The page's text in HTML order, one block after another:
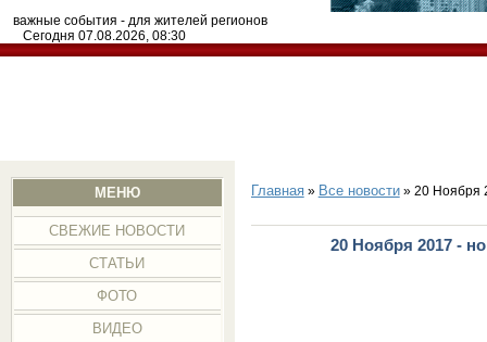
важные события - для жителей регионов
Сегодня 07.08.2026, 08:30
МЕНЮ
СВЕЖИЕ НОВОСТИ
СТАТЬИ
ФОТО
ВИДЕО
Главная» Все новости» 20 Ноября
20 Ноября 2017 -